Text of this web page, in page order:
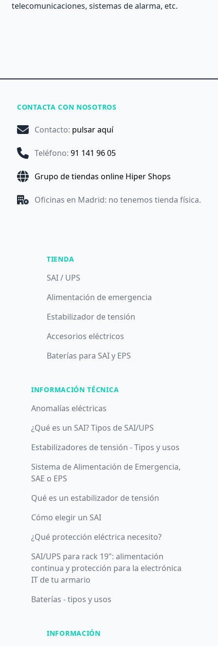
telecomunicaciones, sistemas de alarma, etc.
CONTACTA CON NOSOTROS
Contacto: pulsar aquí
Teléfono: 91 141 96 05
Grupo de tiendas online Hiper Shops
Oficinas en Madrid: no tenemos tienda física.
TIENDA
SAI / UPS
Alimentación de emergencia
Estabilizador de tensión
Accesorios eléctricos
Baterías para SAI y EPS
INFORMACIÓN TÉCNICA
Anomalías eléctricas
¿Qué es un SAI? Tipos de SAI/UPS
Estabilizadores de tensión - Tipos y usos
Sistema de Alimentación de Emergencia,
SAE o EPS
Qué es un estabilizador de tensión
Cómo elegir un SAI
¿Qué protección eléctrica necesito?
SAI/UPS para rack 19": alimentación
continua y protección para la electrónica
IT de tu armario
Baterías - tipos y usos
INFORMACIÓN